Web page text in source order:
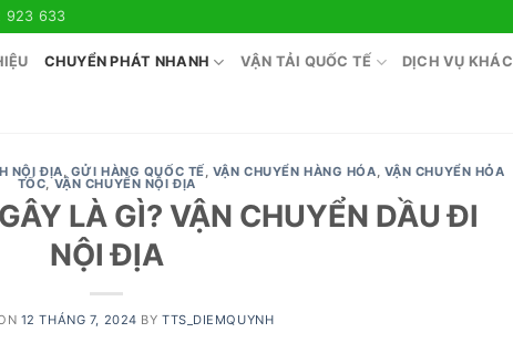
923 633
CHUYỂN PHÁT NHANH VẬN TẢI QUỐC TẾ DỊCH VỤ KHÁC
NỘI ĐỊA, GỬI HÀNG QUỐC TẾ, VẬN CHUYỂN HÀNG HÓA, VẬN CHUYỂN HỎA
TỐC,VẬN CHUYỂN NỘI ĐỊA
LÀ GÌ? VẬN CHUYỂN DẦU ĐI
NỘI ĐỊA
12 THÁNG 7, 2024 BYTTS_DIEMQUYNH